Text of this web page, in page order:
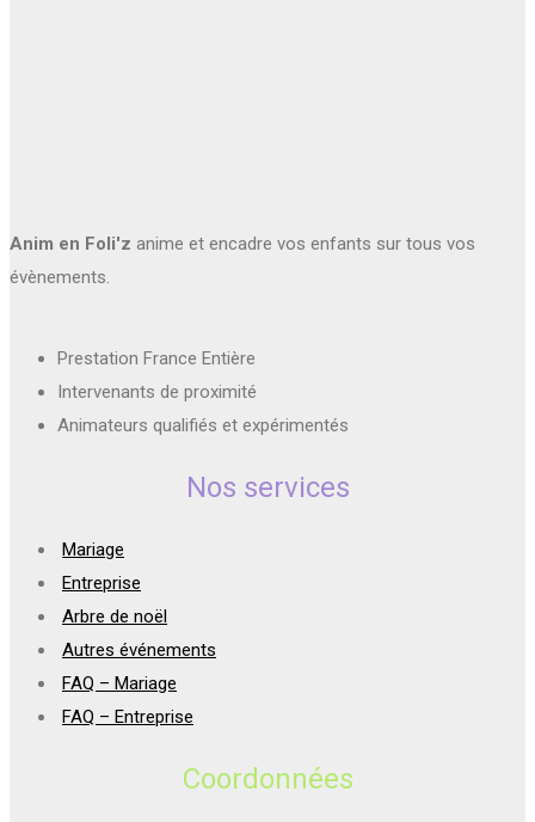
Anim en Foli'z anime et encadre vos enfants sur tous vos
évènements.
Prestation France Entière
Intervenants de proximité
Animateurs qualifiés et expérimentés
Nos services
Mariage
Entreprise
Arbre de noël
Autres événements
FAQ – Mariage
FAQ – Entreprise
Coordonnées